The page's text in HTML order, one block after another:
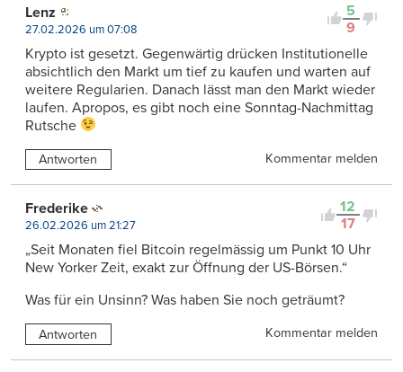
5
9
Lenz
27.02.2026 um 07:08
Krypto ist gesetzt. Gegenwärtig drücken Institutionelle
absichtlich den Markt um tief zu kaufen und warten auf
weitere Regularien. Danach lässt man den Markt wieder
laufen. Apropos, es gibt noch eine Sonntag-Nachmittag
Rutsche
Antworten Kommentar melden
12
17
Frederike
26.02.2026 um 21:27
„Seit Monaten fiel Bitcoin regelmässig um Punkt 10 Uhr
New Yorker Zeit, exakt zur Öffnung der US-Börsen.“
Was für ein Unsinn? Was haben Sie noch geträumt?
Antworten Kommentar melden